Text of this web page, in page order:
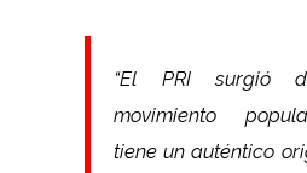
“El PRI surgió
movimiento
tiene un auténtico